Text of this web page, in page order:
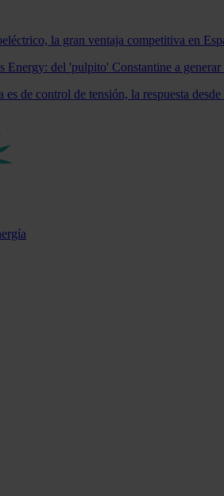
la gran ventaja competitiva en
Energy: del 'pulpito' Constantine a
de control de tensión, la respuesta